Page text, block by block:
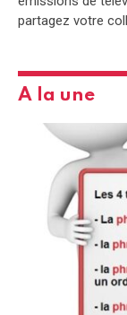
partagez votre
A la une